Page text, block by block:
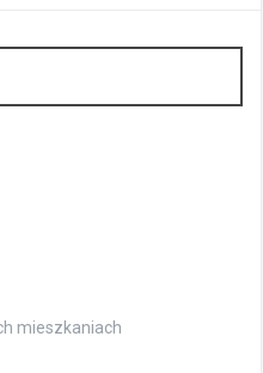
mieszkaniach